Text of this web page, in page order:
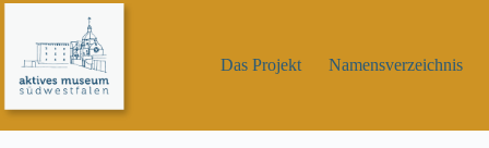
Zum
springen
Das Projekt
Namensverzeichnis